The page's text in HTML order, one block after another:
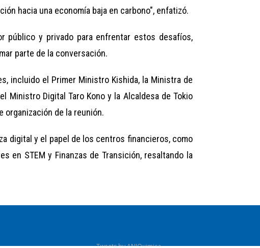
hacia una economía baja en carbono", enfatizó.
público y privado para enfrentar estos desafíos,
parte de la conversación.
incluido el Primer Ministro Kishida, la Ministra de
Ministro Digital Taro Kono y la Alcaldesa de Tokio
organización de la reunión.
digital y el papel de los centros financieros, como
en STEM y Finanzas de Transición, resaltando la
Tweets by ANIQuimica